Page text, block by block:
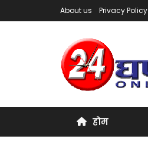
About us Privacy Policy
होम